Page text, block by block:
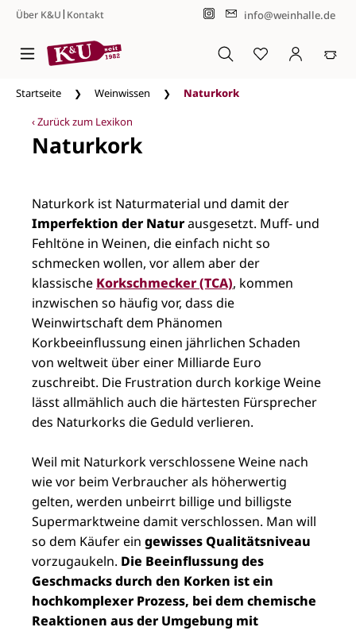
Zum Hauptinhalt springen
Über K&U| Kontakt info@weinhalle.de
Startseite Weinwissen
Naturkork
‹ Zurück zum Lexikon
Naturkork
Naturkork ist Naturmaterial und damit der
Imperfektion der Naturausgesetzt. Muff- und
Fehltöne in Weinen, die einfach nicht so
schmecken wollen, vor allem aber der
klassische Korkschmecker (TCA), kommen
inzwischen so häufig vor, dass die
Weinwirtschaft dem Phänomen
Korkbeeinflussung einen jährlichen Schaden
von weltweit über einer Milliarde Euro
zuschreibt. Die Frustration durch korkige Weine
lässt allmählich auch die härtesten Fürsprecher
des Naturkorks die Geduld verlieren.
Weil mit Naturkork verschlossene Weine nach
wie vor beim Verbraucher als höherwertig
gelten, werden unbeirrt billige und billigste
Supermarktweine damit verschlossen. Man will
so dem Käufer ein gewisses Qualitätsniveau
vorzugaukeln. Die Beeinflussung des
Geschmacks durch den Korken ist ein
hochkomplexer Prozess, bei dem chemische
Reaktionen aus der Umgebung mit